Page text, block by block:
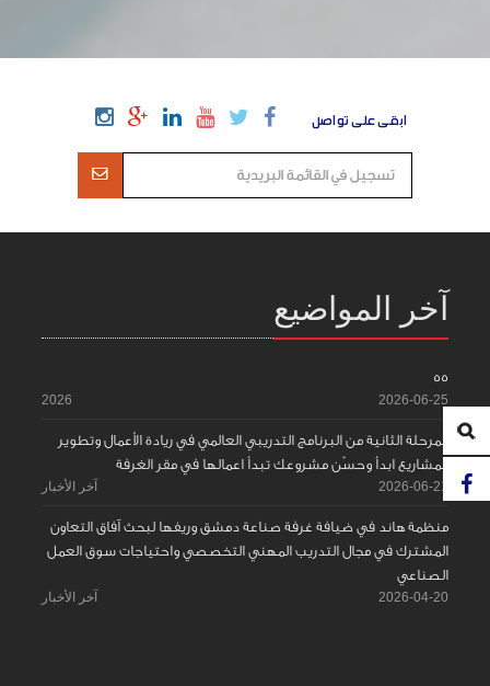
ابقى على تواصل
آخر المواضيع
55
2026-06-25
2026
المرحلة الثانية من البرنامج التدريبي العالمي في ريادة الأعمال وتطوير
المشاريع ابدأ وحسّن مشروعك تبدأ اعمالها في مقر الغرفة
2026-06-21 آخر الأخبار
منظمة هاند في ضيافة غرفة صناعة دمشق وريفها لبحث آفاق التعاون
المشترك في مجال التدريب المهني التخصصي واحتياجات سوق العمل
الصناعي
2026-04-20 آخر الأخبار